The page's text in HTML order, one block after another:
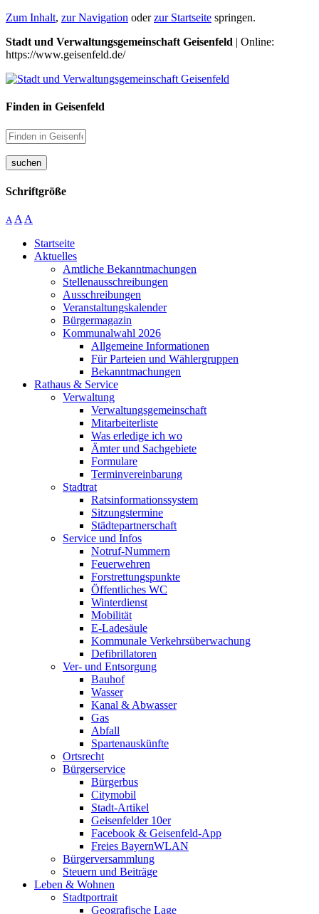
Zum Inhalt, zur Navigation oderzur Startseite springen.
Stadt und Verwaltungsgemeinschaft Geisenfeld | Online:
https://www.geisenfeld.de/
Finden in Geisenfeld
suchen
Schriftgröße
A A A
Startseite
Aktuelles
Amtliche Bekanntmachungen
Stellenausschreibungen
Ausschreibungen
Veranstaltungskalender
Bürgermagazin
Kommunalwahl 2026
Allgemeine Informationen
Für Parteien und Wählergruppen
Bekanntmachungen
Rathaus & Service
Verwaltung
Verwaltungsgemeinschaft
Mitarbeiterliste
Was erledige ich wo
Ämter und Sachgebiete
Formulare
Terminvereinbarung
Stadtrat
Ratsinformationssystem
Sitzungstermine
Städtepartnerschaft
Service und Infos
Notruf-Nummern
Feuerwehren
Forstrettungspunkte
Öffentliches WC
Winterdienst
Mobilität
E-Ladesäule
Kommunale Verkehrsüberwachung
Defibrillatoren
Ver- und Entsorgung
Bauhof
Wasser
Kanal & Abwasser
Gas
Abfall
Spartenauskünfte
Ortsrecht
Bürgerservice
Bürgerbus
Citymobil
Stadt-Artikel
Geisenfelder 10er
Facebook & Geisenfeld-App
Freies BayernWLAN
Bürgerversammlung
Steuern und Beiträge
Leben & Wohnen
Stadtportrait
Geografische Lage